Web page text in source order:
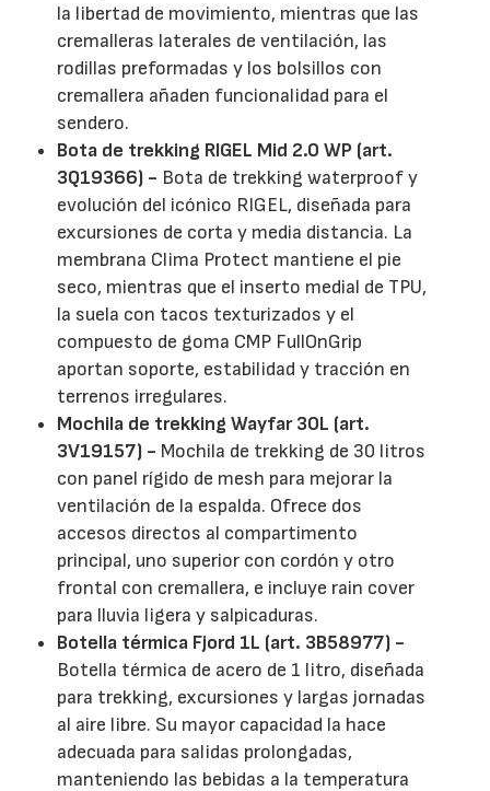
la libertad de movimiento, mientras que las
cremalleras laterales de ventilación, las
rodillas preformadas y los bolsillos con
cremallera añaden funcionalidad para el
sendero.
Bota de trekking RIGEL Mid 2.0 WP (art.
3Q19366) - Bota de trekking waterproof y
evolución del icónico RIGEL, diseñada para
excursiones de corta y media distancia. La
membrana Clima Protect mantiene el pie
seco, mientras que el inserto medial de TPU,
la suela con tacos texturizados y el
compuesto de goma CMP FullOnGrip
aportan soporte, estabilidad y tracción en
terrenos irregulares.
Mochila de trekking Wayfar 30L (art.
3V19157) - Mochila de trekking de 30 litros
con panel rígido de mesh para mejorar la
ventilación de la espalda. Ofrece dos
accesos directos al compartimento
principal, uno superior con cordón y otro
frontal con cremallera, e incluye rain cover
para lluvia ligera y salpicaduras.
Botella térmica Fjord 1L (art. 3B58977) -
Botella térmica de acero de 1 litro, diseñada
para trekking, excursiones y largas jornadas
al aire libre. Su mayor capacidad la hace
adecuada para salidas prolongadas,
manteniendo las bebidas a la temperatura